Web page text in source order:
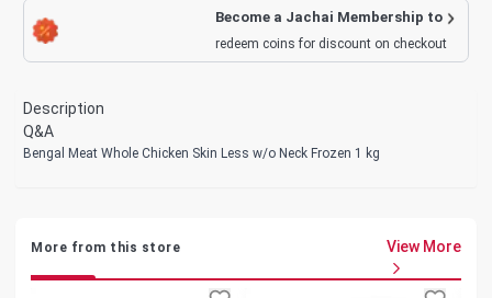
Become a Jachai Membership to
redeem coins for discount on checkout
Description
Q&A
Bengal Meat Whole Chicken Skin Less w/o Neck Frozen 1 kg
More from this store View More